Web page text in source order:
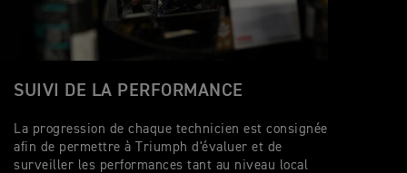
SUIVI DE LA PERFORMANCE
La progression de chaque technicien est consignée
afin de permettre à Triumph d'évaluer et de
surveiller les performances tant au niveau local